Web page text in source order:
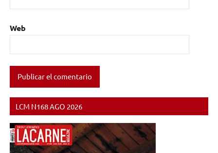
Web
LCM N168 AGO 2026